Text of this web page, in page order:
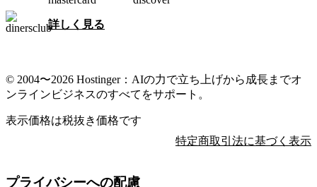
詳しく見る
© 2004〜2026 Hostinger：AIの力で立ち上げから成長までオ
ンラインビジネスのすべてをサポート。
表示価格は税抜き価格です
特定商取引法に基づく表示
プライバシーへの配慮